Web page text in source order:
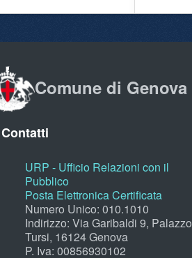
Comune di Genova
Contatti
URP - Ufficio Relazioni con il
Pubblico
Posta Elettronica Certificata
Numero Unico: 010.1010
Indirizzo: Via Garibaldi 9, Palazzo
Tursi, 16124 Genova
P. Iva: 00856930102